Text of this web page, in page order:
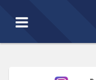
Toggle
navigation